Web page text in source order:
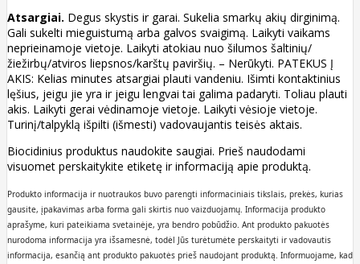
Atsargiai. Degus skystis ir garai. Sukelia smarkų akių dirginimą.
Gali sukelti mieguistumą arba galvos svaigimą. Laikyti vaikams
neprieinamoje vietoje. Laikyti atokiau nuo šilumos šaltinių/
žiežirbų/atviros liepsnos/karštų paviršių. – Nerūkyti. PATEKUS Į
AKIS: Kelias minutes atsargiai plauti vandeniu. Išimti kontaktinius
lęšius, jeigu jie yra ir jeigu lengvai tai galima padaryti. Toliau plauti
akis. Laikyti gerai vėdinamoje vietoje. Laikyti vėsioje vietoje.
Turinį/talpyklą išpilti (išmesti) vadovaujantis teisės aktais.
Biocidinius produktus naudokite saugiai. Prieš naudodami
visuomet perskaitykite etiketę ir informaciją apie produktą.
Produkto informacija ir nuotraukos buvo parengti informaciniais tikslais, prekės, kurias
gausite, įpakavimas arba forma gali skirtis nuo vaizduojamų. Informacija produkto
aprašyme, kuri pateikiama svetainėje, yra bendro pobūdžio. Ant produkto pakuotės
nurodoma informacija yra išsamesnė, todėl Jūs turėtumėte perskaityti ir vadovautis
informacija, esančią ant produkto pakuotės prieš naudojant produktą. Informuojame, kad